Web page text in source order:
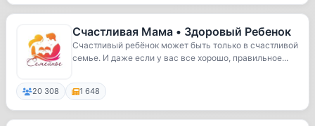
Счастливая Мама • Здоровый Ребенок
Счастливый ребёнок может быть только в счастливой
семье. И даже если у вас все хорошо, правильное...
20 308 1 648